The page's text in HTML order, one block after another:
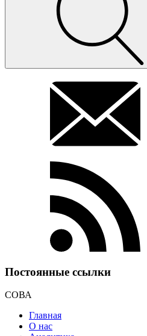
Постоянные ссылки
СОВА
Главная
О нас